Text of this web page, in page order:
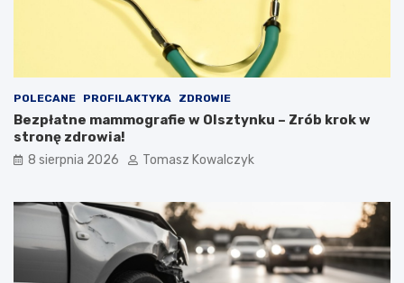
POLECANE PROFILAKTYKA ZDROWIE
Bezpłatne mammografie w Olsztynku – Zrób krok w
stronę zdrowia!
8 sierpnia 2026 Tomasz Kowalczyk